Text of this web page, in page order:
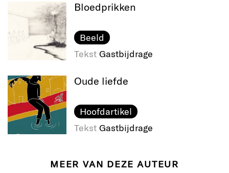
Bloedprikken
Beeld
Tekst Gastbijdrage
Oude liefde
Hoofdartikel
Tekst Gastbijdrage
MEER VAN DEZE AUTEUR